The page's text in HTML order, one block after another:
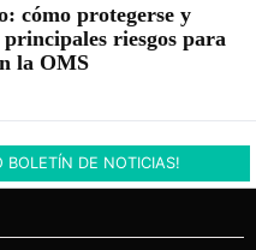
cómo protegerse y
principales riesgos para
la OMS
BOLETÍN DE NOTICIAS!